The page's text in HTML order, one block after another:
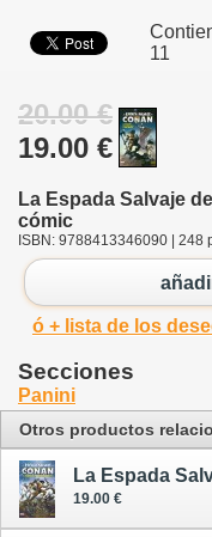
11
20.00 €
19.00 €
La Espada Salvaje
cómic
ISBN: 9788413346090 | 248
ó + lista de los
Secciones
Panini
Otros productos
19.00 €